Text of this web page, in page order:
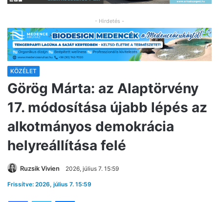
- Hirdetés -
KÖZÉLET
Görög Márta: az Alaptörvény
17. módosítása újabb lépés az
alkotmányos demokrácia
helyreállítása felé
Ruzsik Vivien 2026, július 7. 15:59
Frissítve: 2026, július 7. 15:59